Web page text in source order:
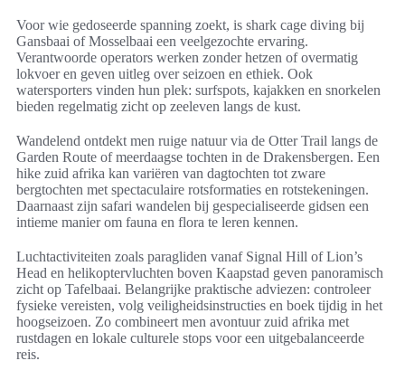
Voor wie gedoseerde spanning zoekt, is shark cage diving bij
Gansbaai of Mosselbaai een veelgezochte ervaring.
Verantwoorde operators werken zonder hetzen of overmatig
lokvoer en geven uitleg over seizoen en ethiek. Ook
watersporters vinden hun plek: surfspots, kajakken en snorkelen
bieden regelmatig zicht op zeeleven langs de kust.
Wandelend ontdekt men ruige natuur via de Otter Trail langs de
Garden Route of meerdaagse tochten in de Drakensbergen. Een
hike zuid afrika kan variëren van dagtochten tot zware
bergtochten met spectaculaire rotsformaties en rotstekeningen.
Daarnaast zijn safari wandelen bij gespecialiseerde gidsen een
intieme manier om fauna en flora te leren kennen.
Luchtactiviteiten zoals paragliden vanaf Signal Hill of Lion’s
Head en helikoptervluchten boven Kaapstad geven panoramisch
zicht op Tafelbaai. Belangrijke praktische adviezen: controleer
fysieke vereisten, volg veiligheidsinstructies en boek tijdig in het
hoogseizoen. Zo combineert men avontuur zuid afrika met
rustdagen en lokale culturele stops voor een uitgebalanceerde
reis.